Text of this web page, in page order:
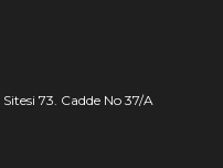
73. Cadde No 37/A